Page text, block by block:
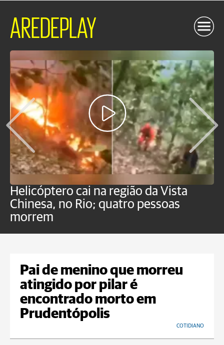
AREDEPLAY
Helicóptero cai na região da Vista
Chinesa, no Rio; quatro pessoas
morrem
Pai de menino que morreu
atingido por pilar é
encontrado morto em
Prudentópolis
COTIDIANO